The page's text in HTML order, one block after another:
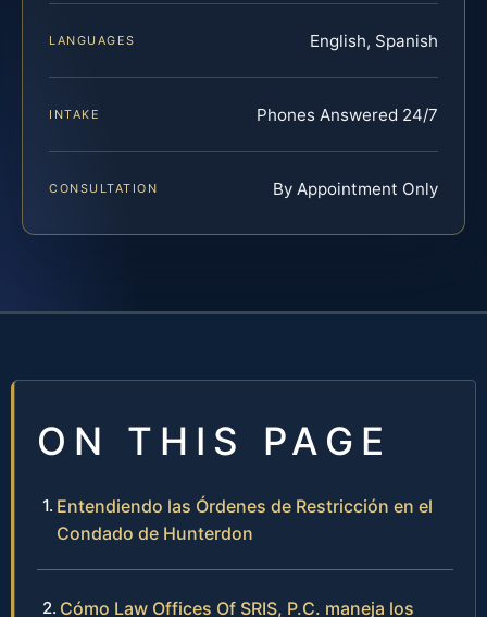
LANGUAGES English, Spanish
INTAKE Phones Answered 24/7
CONSULTATION By Appointment Only
ON THIS PAGE
Entendiendo las Órdenes de Restricción en el
Condado de Hunterdon
Cómo Law Offices Of SRIS, P.C. maneja los